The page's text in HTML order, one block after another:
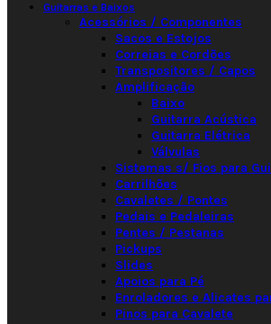
Guitarras e Baixos
Acessórios / Componentes
Sacos e Estojos
Correias e Cordões
Transpositores / Capos
Amplificação
Baixo
Guitarra Acústica
Guitarra Elétrica
Válvulas
Sistemas s/ Fios para
Carrilhões
Cavaletes / Pontes
Pedais e Pedaleiras
Pentes / Pestanas
Pickups
Slides
Apoios para Pé
Enroladores e Alicates
Pinos para Cavalete